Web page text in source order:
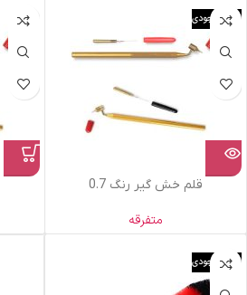
اتمام موجودی
قلم خش گیر رنگ 0.7
متفرقه
اتمام موجودی